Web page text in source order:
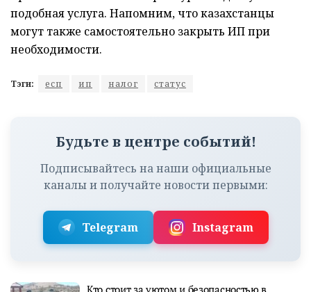
подобная услуга. Напомним, что казахстанцы
могут также самостоятельно закрыть ИП при
необходимости.
Тэги: есп ип налог статус
Будьте в центре событий!
Подписывайтесь на наши официальные
каналы и получайте новости первыми:
Telegram Instagram